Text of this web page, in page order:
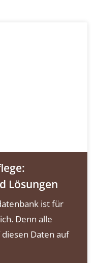
Lösungen
ist für
Denn alle
Daten auf